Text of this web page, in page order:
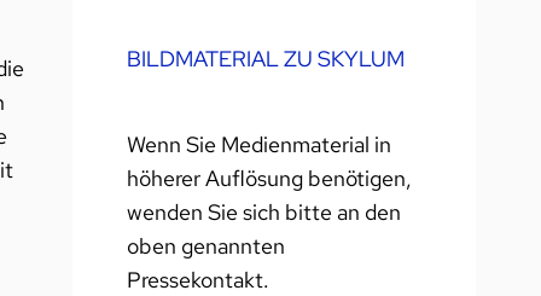
BILDMATERIAL ZU SKYLUM
Wenn Sie Medienmaterial in
höherer Auflösung benötigen,
wenden Sie sich bitte an den
oben genannten
Pressekontakt.